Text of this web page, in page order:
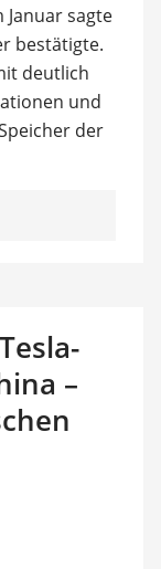
sagte
bestätigte.
deutlich
und
der
–